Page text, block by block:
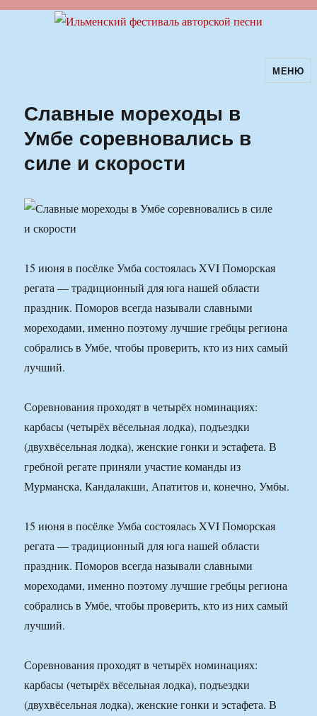
Ильменский фестиваль авторскойМЕНЮ
Славные мореходы в
Умбе соревновались в
силе и скорости
15 июня в посёлке Умба состоялась XVI Поморская
регата — традиционный для юга нашей области
праздник. Поморов всегда называли славными
мореходами, именно поэтому лучшие гребцы региона
собрались в Умбе, чтобы проверить, кто из них самый
лучший.
Соревнования проходят в четырёх номинациях:
карбасы (четырёх вёсельная лодка), подъездки
(двухвёсельная лодка), женские гонки и эстафета. В
гребной регате приняли участие команды из
Мурманска, Кандалакши, Апатитов и, конечно, Умбы.
15 июня в посёлке Умба состоялась XVI Поморская
регата — традиционный для юга нашей области
праздник. Поморов всегда называли славными
мореходами, именно поэтому лучшие гребцы региона
собрались в Умбе, чтобы проверить, кто из них самый
лучший.
Соревнования проходят в четырёх номинациях:
карбасы (четырёх вёсельная лодка), подъездки
(двухвёсельная лодка), женские гонки и эстафета. В